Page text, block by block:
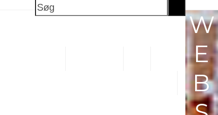
Søg
W
E
B